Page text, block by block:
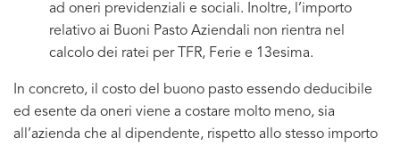
ad oneri previdenziali e sociali. Inoltre, l’importo
relativo ai Buoni Pasto Aziendali non rientra nel
calcolo dei ratei per TFR, Ferie e 13esima.
In concreto, il costo del buono pasto essendo deducibile
ed esente da oneri viene a costare molto meno, sia
all’azienda che al dipendente, rispetto allo stesso importo